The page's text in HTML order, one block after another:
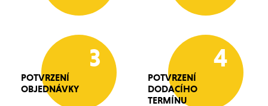
3
POTVRZENÍ
OBJEDNÁVKY
4
POTVRZENÍ
DODACÍHO
TERMÍNU